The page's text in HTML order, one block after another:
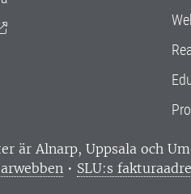
är Alnarp, Uppsala och
• SLU:s